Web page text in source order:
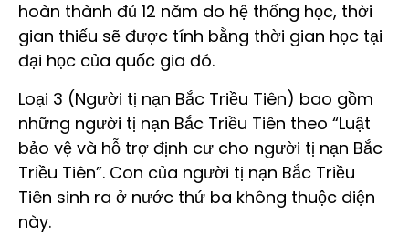
hoàn thành đủ 12 năm do hệ thống học, thời
gian thiếu sẽ được tính bằng thời gian học tại
đại học của quốc gia đó.
Loại 3 (Người tị nạn Bắc Triều Tiên) bao gồm
những người tị nạn Bắc Triều Tiên theo “Luật
bảo vệ và hỗ trợ định cư cho người tị nạn Bắc
Triều Tiên”. Con của người tị nạn Bắc Triều
Tiên sinh ra ở nước thứ ba không thuộc diện
này.